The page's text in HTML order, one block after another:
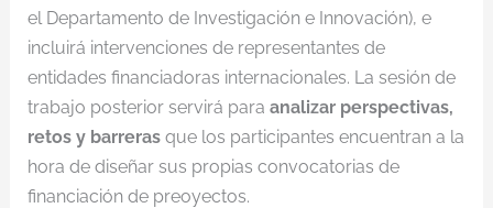
el Departamento de Investigación e Innovación), e
incluirá intervenciones de representantes de
entidades financiadoras internacionales. La sesión de
trabajo posterior servirá para analizar perspectivas,
retos y barrerasque los participantes encuentran a la
hora de diseñar sus propias convocatorias de
financiación de preoyectos.